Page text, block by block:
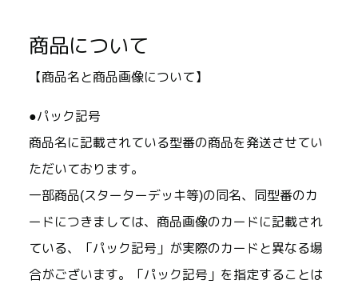
商品について
【商品名と商品画像について】
●パック記号
商品名に記載されている型番の商品を発送させてい
ただいております。
一部商品(スターターデッキ等)の同名、同型番のカ
ードにつきましては、商品画像のカードに記載され
ている、「パック記号」が実際のカードと異なる場
合がございます。「パック記号」を指定することは